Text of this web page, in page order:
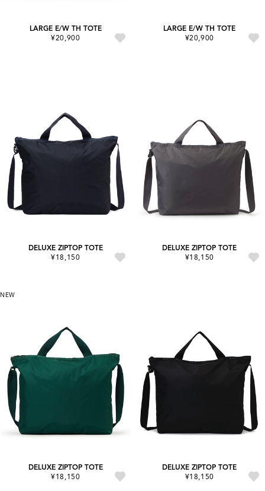
LARGE E/W TH TOTE
¥20,900
LARGE E/W TH TOTE
¥20,900
DELUXE ZIPTOP TOTE
¥18,150
DELUXE ZIPTOP TOTE
¥18,150
NEW
DELUXE ZIPTOP TOTE
¥18,150
DELUXE ZIPTOP TOTE
¥18,150